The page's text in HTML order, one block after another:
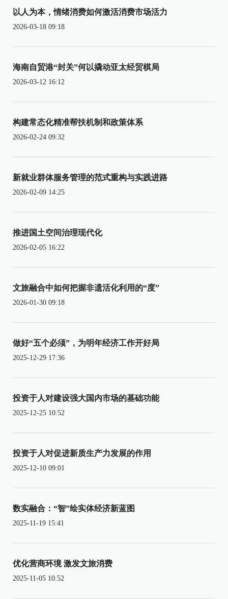
以人为本，情绪消费如何激活消费市场活力
2026-03-18 09:18
海南自贸港“封关”何以撬动亚太经贸棋局
2026-03-12 16:12
构建常态化精准帮扶机制和政策体系
2026-02-24 09:32
新就业群体服务管理的范式重构与实践进路
2026-02-09 14:25
推进国土空间治理现代化
2026-02-05 16:22
文旅融合中如何把握非遗活化利用的“度”
2026-01-30 09:18
做好“五个必须”，为明年经济工作开好局
2025-12-29 17:36
投资于人对建设强大国内市场的基础功能
2025-12-25 10:52
投资于人对促进新质生产力发展的作用
2025-12-10 09:01
数实融合：“智”绘实体经济新蓝图
2025-11-19 15:41
优化营商环境 激发文旅消费
2025-11-05 10:52